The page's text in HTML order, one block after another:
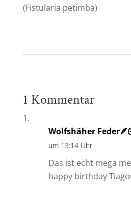
(Fistularia petimba)
1 Kommentar
Wolfshäher
um 13:14 Uhr
Das ist echt mega
happy birthday